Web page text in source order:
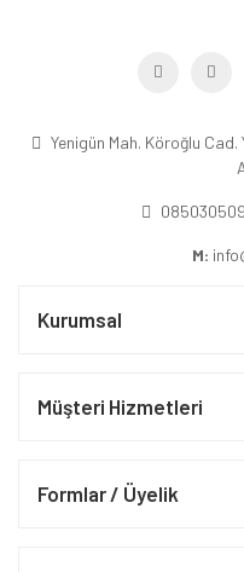
Yenigün Mah. Köroğlu
M:
Kurumsal
Müşteri Hizmetleri
Formlar / Üyelik